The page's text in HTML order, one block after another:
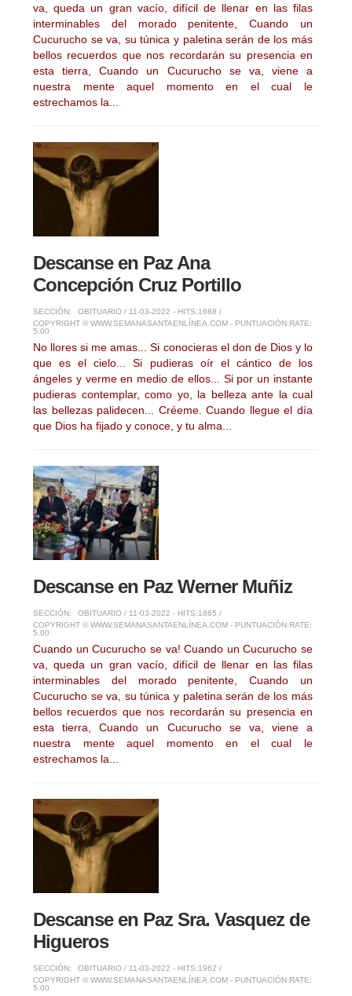
va, queda un gran vacío, difícil de llenar en las filas
interminables del morado penitente, Cuando un
Cucurucho se va, su túnica y paletina serán de los más
bellos recuerdos que nos recordarán su presencia en
esta tierra, Cuando un Cucurucho se va, viene a
nuestra mente aquel momento en el cual le
estrechamos la...
Descanse en Paz Ana
Concepción Cruz Portillo
SECCIÓN: OBITUARIO / 11-03-2022 - HITS:1688 /
COPYRIGHT © WWW.SEMANASANTAENLÍNEA.COM - PUNTUACIÓN:RATE:
5.00
No llores si me amas... Si conocieras el don de Dios y lo
que es el cielo... Si pudieras oír el cántico de los
ángeles y verme en medio de ellos... Si por un instante
pudieras contemplar, como yo, la belleza ante la cual
las bellezas palidecen... Créeme. Cuando llegue el día
que Dios ha fijado y conoce, y tu alma...
Descanse en Paz Werner Muñiz
SECCIÓN: OBITUARIO / 11-03-2022 - HITS:1865 /
COPYRIGHT © WWW.SEMANASANTAENLÍNEA.COM - PUNTUACIÓN:RATE:
5.00
Cuando un Cucurucho se va! Cuando un Cucurucho se
va, queda un gran vacío, difícil de llenar en las filas
interminables del morado penitente, Cuando un
Cucurucho se va, su túnica y paletina serán de los más
bellos recuerdos que nos recordarán su presencia en
esta tierra, Cuando un Cucurucho se va, viene a
nuestra mente aquel momento en el cual le
estrechamos la...
Descanse en Paz Sra. Vasquez de
Higueros
SECCIÓN: OBITUARIO / 11-03-2022 - HITS:1962 /
COPYRIGHT © WWW.SEMANASANTAENLÍNEA.COM - PUNTUACIÓN:RATE:
5.00